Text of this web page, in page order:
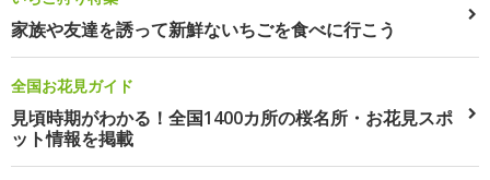
家族や友達を誘って新鮮ないちごを食べに行こう
全国お花見ガイド
見頃時期がわかる！全国1400カ所の桜名所・お花見スポ
ット情報を掲載